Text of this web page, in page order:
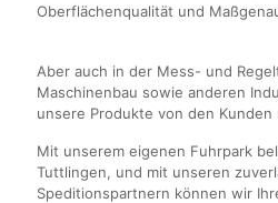
Oberflächenqualität und
Aber auch in der Mess- und
Maschinenbau sowie anderen
unsere Produkte von den
Mit unserem eigenen Fuhrpark
Tuttlingen, und mit unseren
Speditionspartnern können wir